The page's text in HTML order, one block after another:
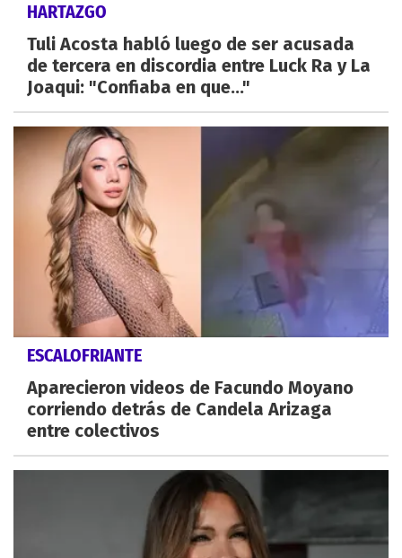
HARTAZGO
Tuli Acosta habló luego de ser acusada
de tercera en discordia entre Luck Ra y La
Joaqui: "Confiaba en que..."
ESCALOFRIANTE
Aparecieron videos de Facundo Moyano
corriendo detrás de Candela Arizaga
entre colectivos